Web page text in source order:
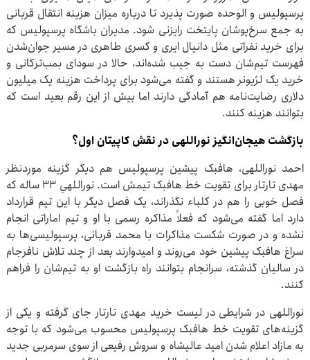
پرسپولیس و الوحده صورت پذیرد تا درباره میزان هزینه انتقال قربانی
به جمع سرخ‌پوشان پایتخت رایزنی شود. مدیران باشگاه پرسپولیس که
برای خرید نفراتی مثل دانیال ایری و کسری طاهری در مسیر جوان‌شدن
فهرست تیم‌شان دست به جیب شده‌اند، حالا در سودای بمب‌ترکانی و
خرید یک لژیونر هستند و گفته می‌شود برای پرداخت هزینه یک میلیون
دلاری رضایت‌نامه هم آمادگی دارند اما بیش از این رقم بعید است که
بتوانند هزینه کنند.
بازگشت هیجان‌انگیز نوراللهی در نقش کاپیتان اول؟
احمد نوراللهی، هافبک پیشین پرسپولیس هم دیگر گزینه موردنظر
مهدی تارتار برای تقویت خط هافبک تیمش است. نوراللهیِ ۳۳ ساله که
فصل خوبی را هم در کلباء نگذراند، یک فصل دیگر با این تیم قرارداد
دارد اما گفته می‌شود که فعلاً مذاکره رسمی با او و تیم اماراتی انجام
نشده و در صورت شکست مذاکرات با محمد قربانی، پرسپولیسی‌ها به
سراغ هافبک پیشین خود می‌روند و امیدوارند بعد از چند تلاش نافرجام
در سالیان گذشته، سرانجام بتوانند راه بازگشت او به تیم‌شان را فراهم
کنند.
نوراللهی در شرایطی در لیست خرید مهدی تارتار جای گرفته و یکی از
گزینه‌های تقویت خط هافبک پرسپولیس محسوب می‌شود که با توجه
به مازاد اعلام شدن امید عالیشاه و سروش رفیعی از سوی سرمربی جدید